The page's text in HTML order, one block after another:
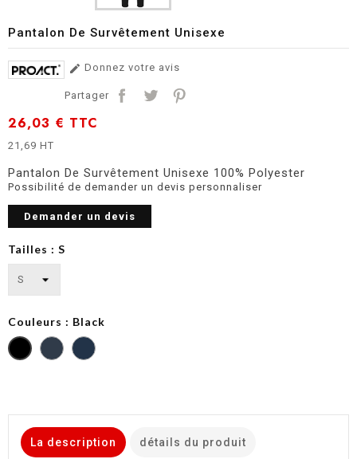
Pantalon De Survêtement Unisexe
 Donnez votre avis
Partager
26,03 € TTC
21,69 HT
Pantalon De Survêtement Unisexe 100% Polyester
Possibilité de demander un devis personnaliser
Demander un devis
Tailles : S
Couleurs : Black
La description détails du produit